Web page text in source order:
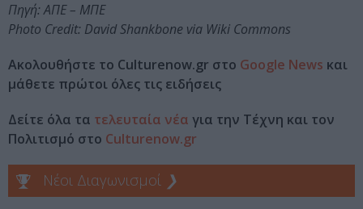
Πηγή: ΑΠΕ – ΜΠΕ
Photo Credit: David Shankbone via Wiki Commons
Ακολουθήστε το Culturenow.gr στο Google News και
μάθετε πρώτοι όλες τις ειδήσεις
Δείτε όλα τα τελευταία νέα για την Τέχνη και τον
Πολιτισμό στο Culturenow.gr
Νέοι Διαγωνισμοί ❯